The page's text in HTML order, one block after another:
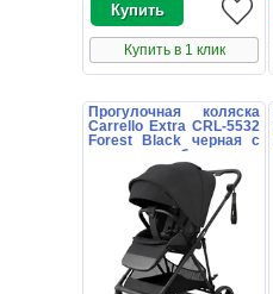
Купить в 1 клик
Прогулочная коляска
Carrello Extra CRL-5532
Forest Black черная с
поворотным блоком